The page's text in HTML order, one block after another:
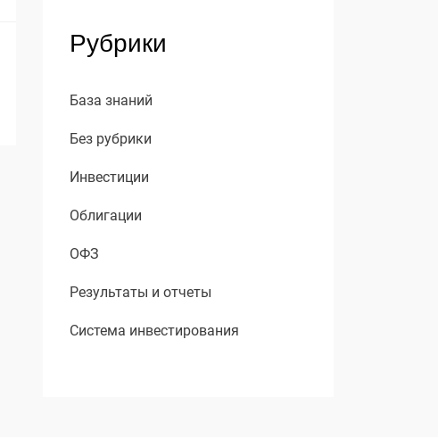
Рубрики
База знаний
Без рубрики
Инвестиции
Облигации
ОФЗ
Результаты и отчеты
Система инвестирования